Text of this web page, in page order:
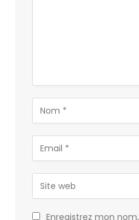
Enregistrez mon